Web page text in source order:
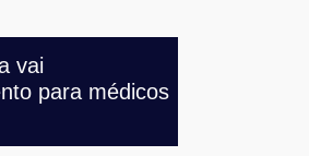
vai
para médicos